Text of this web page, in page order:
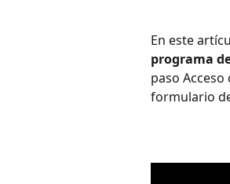
En este
programa
paso
formulario